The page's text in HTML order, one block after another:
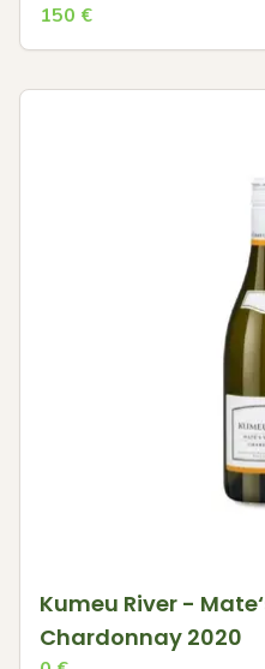
150 €
Kumeu River -
Chardonnay 2020